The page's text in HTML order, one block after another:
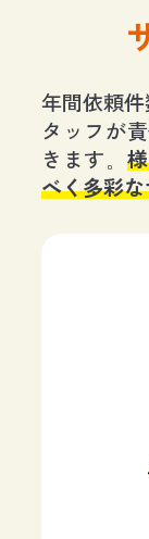
年間依頼
タッフが
きます。
べく多彩